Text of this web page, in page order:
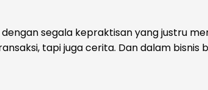
segala kepraktisan yang justru
tapi juga cerita. Dan dalam